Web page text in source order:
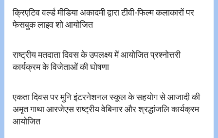
क्रिएटिव वर्ल्ड मीडिया अकादमी द्वारा टीवी-फिल्म कलाकारों पर
फेसबुक लाइव शो आयोजित
राष्ट्रीय मतदाता दिवस के उपलक्ष्य में आयोजित प्रश्नोत्तरी
कार्यक्रम के विजेताओं की घोषणा
एकता दिवस पर मुनि इंटरनेशनल स्कूल के सहयोग से आजादी की
अमृत गाथा आरजेएस राष्ट्रीय वेबिनार और श्रद्धांजलि कार्यक्रम
आयोजित